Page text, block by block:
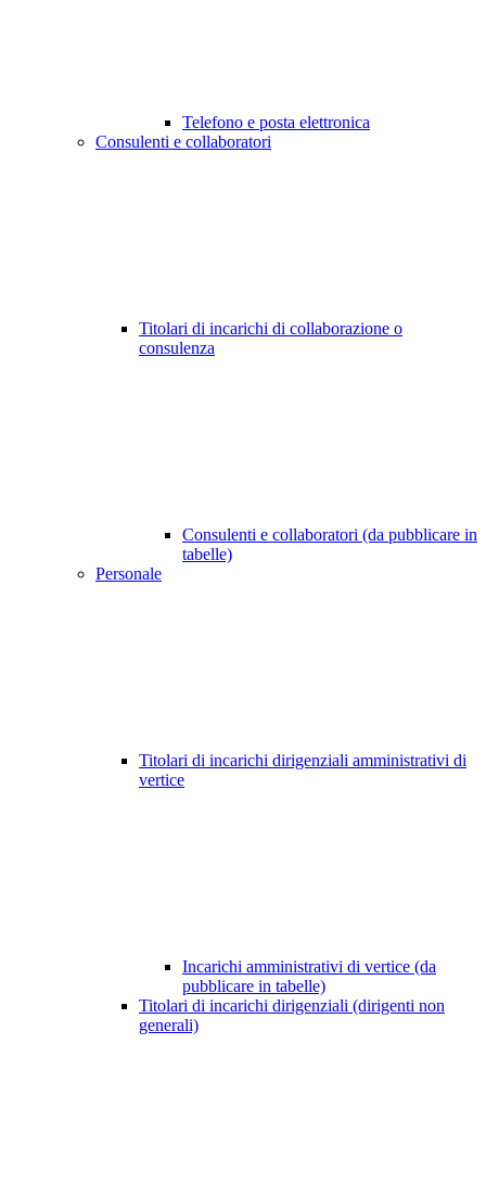
Telefono e posta elettronica
Consulenti e collaboratori
Titolari di incarichi di collaborazione o
consulenza
Consulenti e collaboratori (da pubblicare in
tabelle)
Personale
Titolari di incarichi dirigenziali amministrativi di
vertice
Incarichi amministrativi di vertice (da
pubblicare in tabelle)
Titolari di incarichi dirigenziali (dirigenti non
generali)